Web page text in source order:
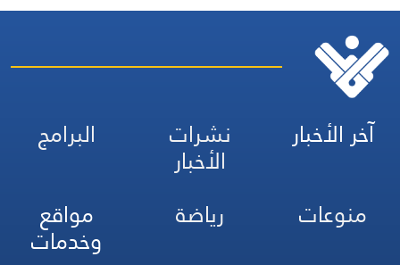
آخر الأخبار نشرات
الأخبار
البرامج
منوعات
رياضة مواقع
وخدمات